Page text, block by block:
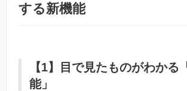
する新機能
【1】目で見たものがわかる
能」